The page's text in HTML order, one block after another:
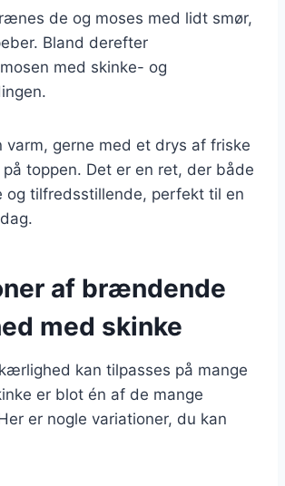
de og moses med lidt smør,
Bland derefter
med skinke- og
varm, gerne med et drys af friske
toppen. Det er en ret, der både
tilfredsstillende, perfekt til en
af brændende
med skinke
kan tilpasses på mange
er blot én af de mange
er nogle variationer, du kan